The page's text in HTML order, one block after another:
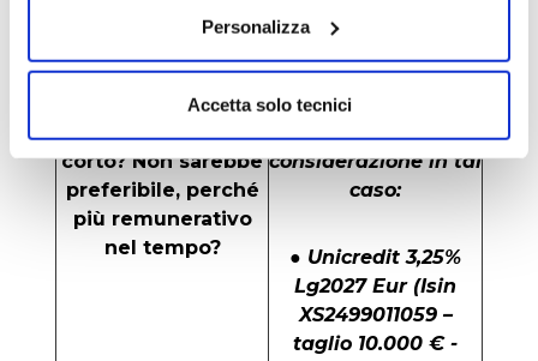
Personalizza
Accetta solo tecnici
gestione di un c/c?
bancarie
E se si scegliesse
un bond Unicredit
corto? Non sarebbe
preferibile, perché
più remunerativo
nel tempo?
Due le emissioni da
prendere in
considerazione in tal
caso:
● Unicredit 3,25%
Lg2027 Eur (Isin
XS2499011059 –
taglio 10.000 € -